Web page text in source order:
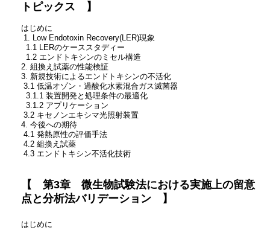
トピックス 】
はじめに
1. Low Endotoxin Recovery(LER)現象
1.1 LERのケーススタディー
1.2 エンドトキシンのミセル構造
2. 組換え試薬の性能検証
3. 新規技術によるエンドトキシンの不活化
3.1 低温オゾン・過酸化水素混合ガス滅菌器
3.1.1 装置開発と処理条件の最適化
3.1.2 アプリケーション
3.2 キセノンエキシマ光照射装置
4. 今後への期待
4.1 発熱原性の評価手法
4.2 組換え試薬
4.3 エンドトキシン不活化技術
【 第3章 微生物試験法における実施上の留意
点と分析法バリデーション 】
はじめに